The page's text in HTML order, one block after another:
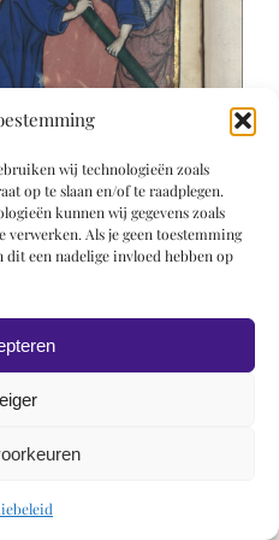
wij technologieën zoals
op te slaan en/of te raadplegen.
kunnen wij gegevens zoals
verwerken. Als je geen toestemming
een nadelige invloed hebben op